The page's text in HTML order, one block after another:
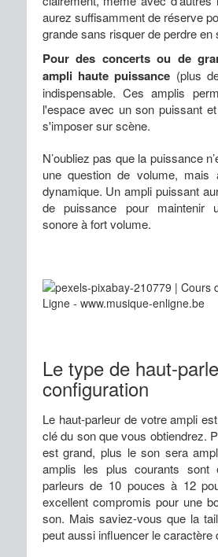
aurez suffisamment de réserve
grande sans risquer de perdre en
Pour des concerts ou de
ampli haute puissance (plus
indispensable. Ces amplis
l'espace avec un son puissant
s'imposer sur scène.
N’oubliez pas que la puissance
une question de volume, mais
dynamique. Un ampli puissant
de puissance pour maintenir
sonore à fort volume.
Le type de haut-
configuration
Le haut-parleur de votre ampli
clé du son que vous obtiendrez.
est grand, plus le son sera
amplis les plus courants sont
parleurs de 10 pouces à 12
excellent compromis pour une
son. Mais saviez-vous que la
peut aussi influencer le caractère